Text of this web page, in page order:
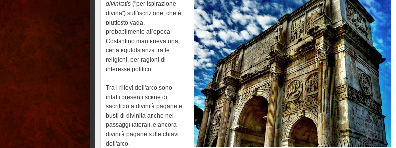
divinitatis ("per ispirazione
divina") sull'iscrizione, che è
piuttosto vaga,
probabilmente all'epoca
Costantino manteneva una
certa equidistanza tra le
religioni, per ragioni di
interesse politico.
Tra i rilievi dell'arco sono
infatti presenti scene di
sacrificio a divinità pagane e
busti di divinità anche nei
passaggi laterali, e ancora
divinità pagane sulle chiavi
dell'arco.